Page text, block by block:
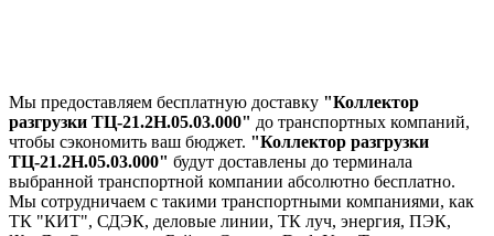
Мы предоставляем бесплатную доставку "Коллектор
разгрузки ТЦ-21.2Н.05.03.000" до транспортных компаний,
чтобы сэкономить ваш бюджет. "Коллектор разгрузки
ТЦ-21.2Н.05.03.000" будут доставлены до терминала
выбранной транспортной компании абсолютно бесплатно.
Мы сотрудничаем с такими транспортными компаниями, как
ТК "КИТ", СДЭК, деловые линии, ТК луч, энергия, ПЭК,